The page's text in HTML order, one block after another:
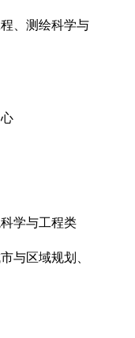
、测绘科学与
学与工程类
与区域规划、